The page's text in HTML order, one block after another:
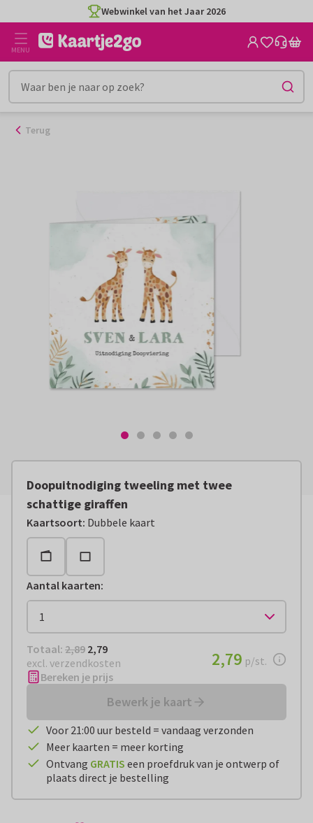
naar
inhoud
Webwinkel van het Jaar 2026
MENU
Terug
Doopuitnodiging tweeling met twee
schattige giraffen
Kaartsoort: Dubbele kaart
Aantal kaarten:
Totaal: € 2,79
Totaal: 2,89 2,79
excl. verzendkosten
€ 2,79per stuk
2,79 p/st.
Bereken je prijs
Bewerk je kaart
Voor 21:00 uur besteld = vandaag verzonden
Meer kaarten = meer korting
Ontvang GRATIS een proefdruk van je ontwerp of
plaats direct je bestelling